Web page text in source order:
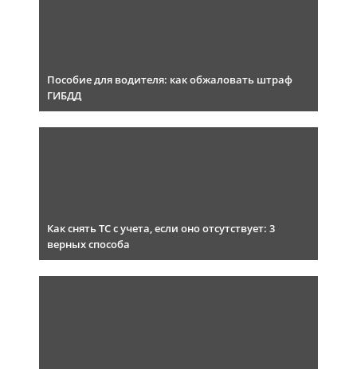
Пособие для водителя: как обжаловать штраф
ГИБДД
Как снять ТС с учета, если оно отсутствует: 3
верных способа